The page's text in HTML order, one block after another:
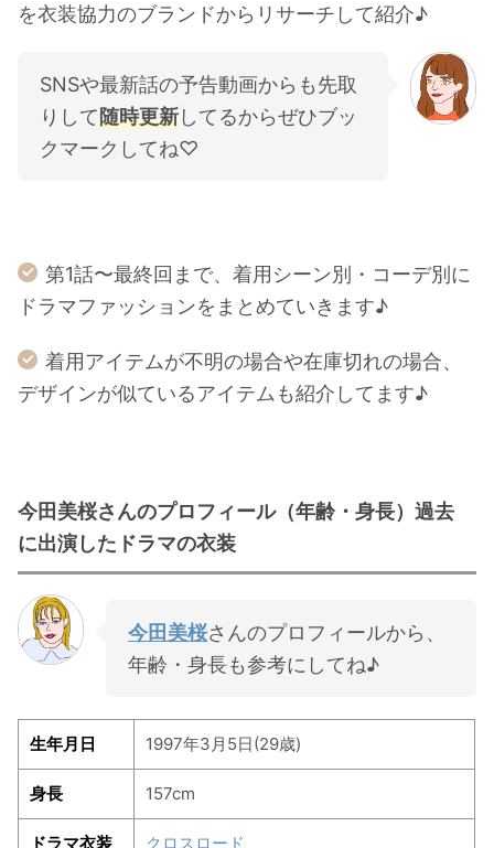
を衣装協力のブランドからリサーチして紹介♪
SNSや最新話の予告動画からも先取
りして随時更新してるからぜひブッ
クマークしてね♡
第1話〜最終回まで、着用シーン別・コーデ別に
ドラマファッションをまとめていきます♪
着用アイテムが不明の場合や在庫切れの場合、
デザインが似ているアイテムも紹介してます♪
今田美桜さんのプロフィール（年齢・身長）過去
に出演したドラマの衣装
今田美桜さんのプロフィールから、
年齢・身長も参考にしてね♪
生年月日 1997年3月5日(29歳)
身長 157cm
ドラマ衣装 クロスロード